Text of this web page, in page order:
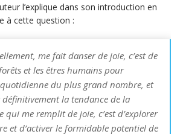
l’explique dans son introduction en
à cette question :
me fait danser de joie, c’est de
et les êtres humains pour
du plus grand nombre, et
la tendance de la
qui me remplit de joie, c’est d’explorer
et d’activer le formidable potentiel de